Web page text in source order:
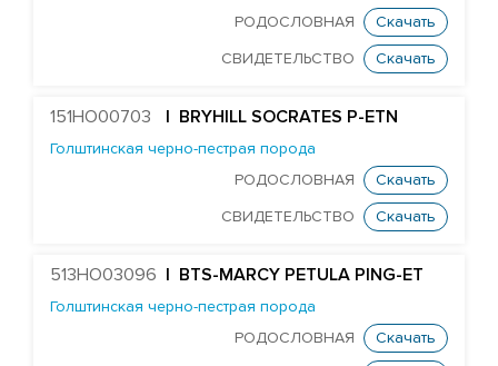
РОДОСЛОВНАЯ
Скачать
СВИДЕТЕЛЬСТВО Скачать
151HO00703 | BRYHILL SOCRATES P-ETN
Голштинская черно-пестрая порода
РОДОСЛОВНАЯ
Скачать
СВИДЕТЕЛЬСТВО Скачать
513HO03096 | BTS-MARCY PETULA PING-ET
Голштинская черно-пестрая порода
РОДОСЛОВНАЯ
Скачать